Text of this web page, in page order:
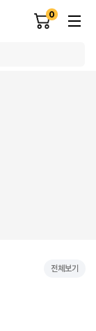
0
전체보기